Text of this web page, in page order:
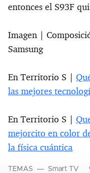
entonces el S93F
Imagen |
Samsung
En Territorio S |
las mejores
En Territorio S |
mejorcito en color
la física cuántica
TEMAS Smart TV